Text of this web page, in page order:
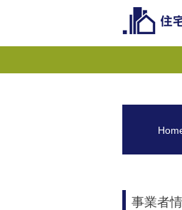
事業者